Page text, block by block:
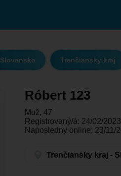
Slovensko Trenčiansky kraj
Róbert 123
Muž, 47
Registrovaný/á: 24/02/2023
Naposledny online: 23/11/
Trenčiansky kraj -